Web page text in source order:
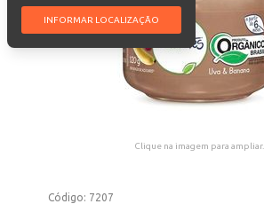
INFORMAR LOCALIZAÇÃO
Clique na imagem para ampliar.
Código: 7207